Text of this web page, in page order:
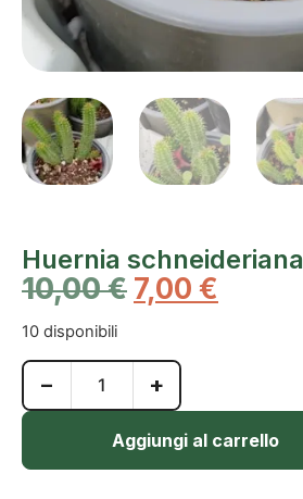
Huernia schneideriana
10,00€ 7,00 €
10 disponibili
− +
Aggiungi al carrello